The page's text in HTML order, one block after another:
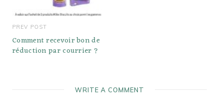
PREV POST
Comment recevoir bon de
réduction par courrier ?
WRITE A COMMENT